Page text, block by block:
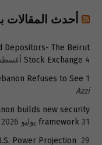
أحدث المقالات
Depositors- The Beirut
Stock Exchange 4 أغسطس 2026
Refuses to See 1 أغسطس 2026
Azzi
builds new security
framework 31 يوليو 2026
Power Projection 29 يوليو 2026